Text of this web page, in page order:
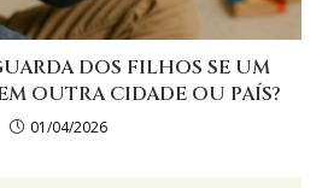
DOS FILHOS SE UM
OUTRA CIDADE OU PAÍS?
01/04/2026